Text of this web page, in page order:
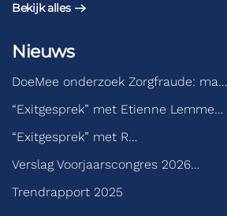
Bekijk alles
Nieuws
DoeMee onderzoek Zorgfraude: ma…
“Exitgesprek” met Etienne Lemme…
“Exitgesprek” met R…
Verslag Voorjaarscongres 2026…
Trendrapport 2025